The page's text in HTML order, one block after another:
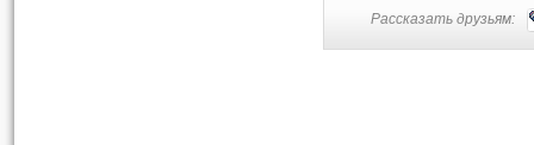
Рассказать друзьям: